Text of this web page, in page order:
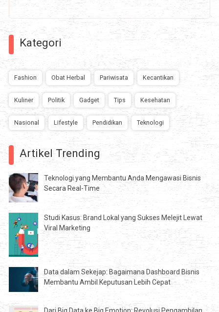
Kategori
Fashion Obat Herbal Pariwisata Kecantikan
Kuliner Politik Gadget Tips Kesehatan
Nasional Lifestyle Pendidikan Teknologi
Artikel Trending
Teknologi yang Membantu Anda Mengawasi Bisnis
Secara Real-Time
Studi Kasus: Brand Lokal yang Sukses Melejit Lewat
Viral Marketing
Data dalam Sekejap: Bagaimana Dashboard Bisnis
Membantu Ambil Keputusan Lebih Cepat